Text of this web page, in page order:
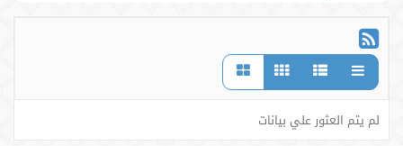
لم يتم العثور علي بيانات